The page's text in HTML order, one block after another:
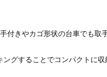
付きやカゴ形状の台車でも取
グすることでコンパクトに収